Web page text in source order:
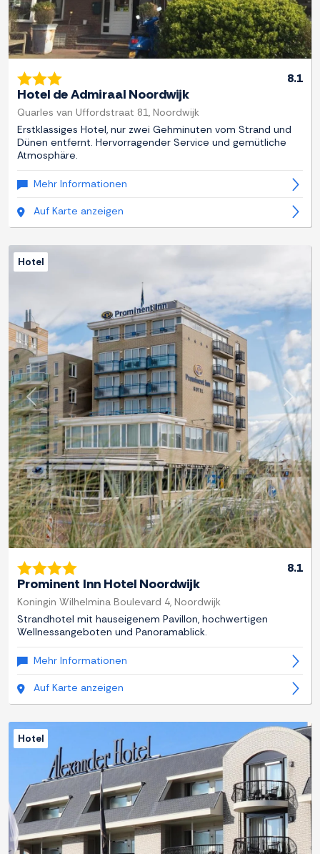
8.1
Hotel de Admiraal Noordwijk
Quarles van Uffordstraat 81, Noordwijk
Erstklassiges Hotel, nur zwei Gehminuten vom Strand und
Dünen entfernt. Hervorragender Service und gemütliche
Atmosphäre.
Mehr Informationen
Auf Karte anzeigen
Zurück
Hotel
8.1
Prominent Inn Hotel Noordwijk
Koningin Wilhelmina Boulevard 4, Noordwijk
Strandhotel mit hauseigenem Pavillon, hochwertigen
Wellnessangeboten und Panoramablick.
Mehr Informationen
Auf Karte anzeigen
Hotel